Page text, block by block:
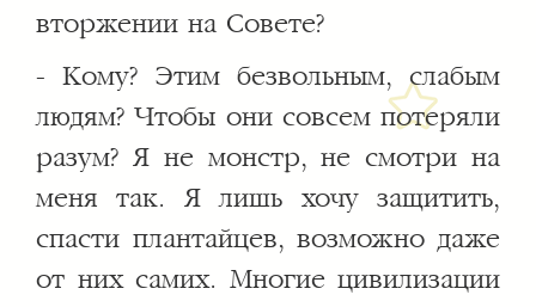
вторжении на Совете?
- Кому? Этим безвольным, слабым
людям? Чтобы они совсем потеряли
разум? Я не монстр, не смотри на
меня так. Я лишь хочу защитить,
спасти плантайцев, возможно даже
от них самих. Многие цивилизации